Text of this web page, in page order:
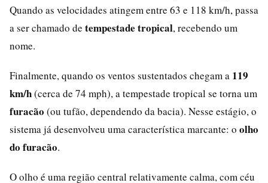
Quando as velocidades atingem entre 63 e 118 km/h, passa
a ser chamado de tempestade tropical, recebendo um
nome.
Finalmente, quando os ventos sustentados chegam a 119
km/h(cerca de 74 mph), a tempestade tropical se torna um
furacão (ou tufão, dependendo da bacia). Nesse estágio, o
sistema já desenvolveu uma característica marcante: o olho
do furacão.
O olho é uma região central relativamente calma, com céu